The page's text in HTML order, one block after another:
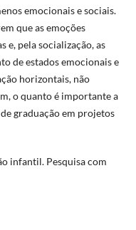
emocionais e sociais.
que as emoções
e, pela socialização, as
de estados emocionais e
horizontais, não
o quanto é importante a
graduação em projetos
infantil. Pesquisa com